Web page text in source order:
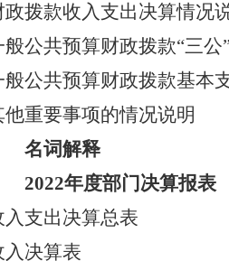
款收入支出决算情况
共预算财政拨款“三公”
共预算财政拨款基本
要事项的情况说明
名词解释
年度部门决算报表
支出决算总表
决算表